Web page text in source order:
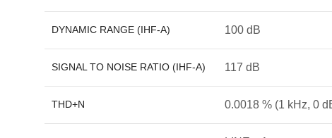
DYNAMIC RANGE (IHF-A) 100 dB
SIGNAL TO NOISE RATIO (IHF-A) 117 dB
THD+N 0.0018 % (1 kHz, 0